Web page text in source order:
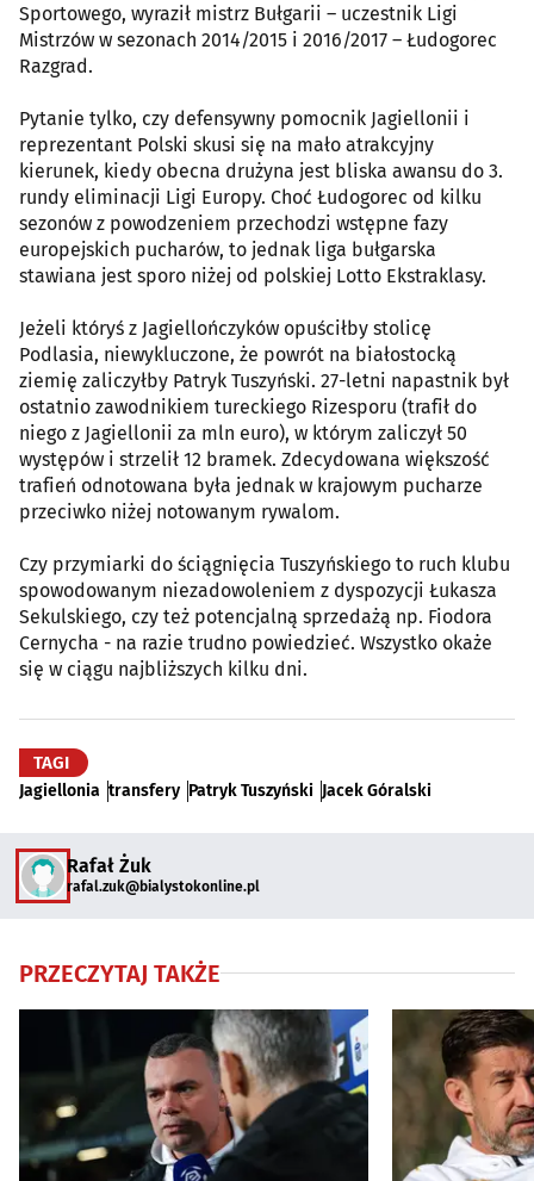
Sportowego, wyraził mistrz Bułgarii – uczestnik Ligi
Mistrzów w sezonach 2014/2015 i 2016/2017 – Łudogorec
Razgrad.
Pytanie tylko, czy defensywny pomocnik Jagiellonii i
reprezentant Polski skusi się na mało atrakcyjny
kierunek, kiedy obecna drużyna jest bliska awansu do 3.
rundy eliminacji Ligi Europy. Choć Łudogorec od kilku
sezonów z powodzeniem przechodzi wstępne fazy
europejskich pucharów, to jednak liga bułgarska
stawiana jest sporo niżej od polskiej Lotto Ekstraklasy.
Jeżeli któryś z Jagiellończyków opuściłby stolicę
Podlasia, niewykluczone, że powrót na białostocką
ziemię zaliczyłby Patryk Tuszyński. 27-letni napastnik był
ostatnio zawodnikiem tureckiego Rizesporu (trafił do
niego z Jagiellonii za mln euro), w którym zaliczył 50
występów i strzelił 12 bramek. Zdecydowana większość
trafień odnotowana była jednak w krajowym pucharze
przeciwko niżej notowanym rywalom.
Czy przymiarki do ściągnięcia Tuszyńskiego to ruch klubu
spowodowanym niezadowoleniem z dyspozycji Łukasza
Sekulskiego, czy też potencjalną sprzedażą np. Fiodora
Cernycha - na razie trudno powiedzieć. Wszystko okaże
się w ciągu najbliższych kilku dni.
TAGI
Jagiellonia transfery Patryk Tuszyński Jacek Góralski
Rafał Żuk
rafal.zuk@bialystokonline.pl
PRZECZYTAJ TAKŻE